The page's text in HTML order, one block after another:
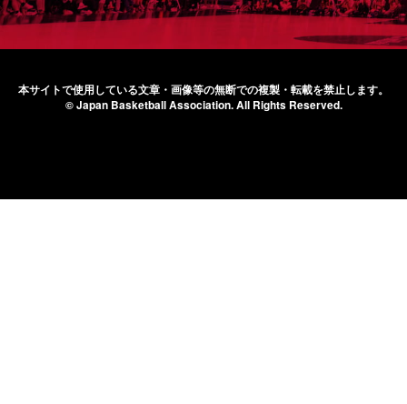
本サイトで使用している文章・画像等の無断での複製・転載を禁止します。
© Japan Basketball Association.All Rights Reserved.